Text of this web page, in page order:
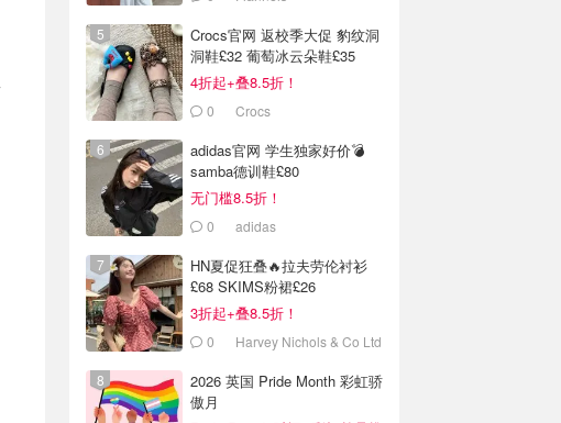
Crocs官网 返校季大促 豹纹洞
洞鞋£32 葡萄冰云朵鞋£35
4折起+叠8.5折！
0 Crocs
adidas官网 学生独家好价💣
samba德训鞋£80
无门槛8.5折！
0 adidas
HN夏促狂叠🔥拉夫劳伦衬衫
£68 SKIMS粉裙£26
3折起+叠8.5折！
0 Harvey Nichols & Co Ltd
2026 英国 Pride Month 彩虹骄
傲月